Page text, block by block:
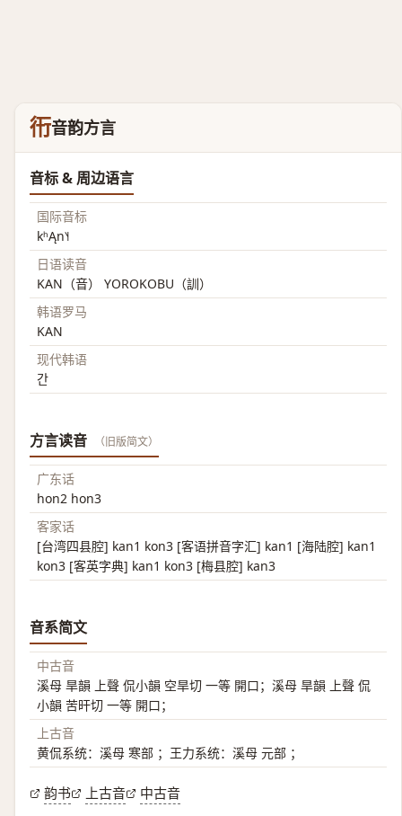
衎音韵方言
音标 & 周边语言
国际音标
kʰĄn˥˧
日语读音
KAN（音） YOROKOBU（訓）
韩语罗马
KAN
现代韩语
간
方言读音 （旧版简文）
广东话
hon2 hon3
客家话
[台湾四县腔] kan1 kon3 [客语拼音字汇] kan1 [海陆腔] kan1
kon3 [客英字典] kan1 kon3 [梅县腔] kan3
音系简文
中古音
溪母 旱韻 上聲 侃小韻 空旱切 一等 開口；溪母 旱韻 上聲 侃
小韻 苦旰切 一等 開口；
上古音
黄侃系统：溪母 寒部 ；王力系统：溪母 元部 ；
韵书 上古音 中古音